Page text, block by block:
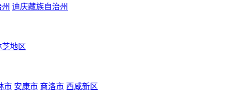
迪庆藏族自治州
芝地区
市 安康市 商洛市 西咸新区